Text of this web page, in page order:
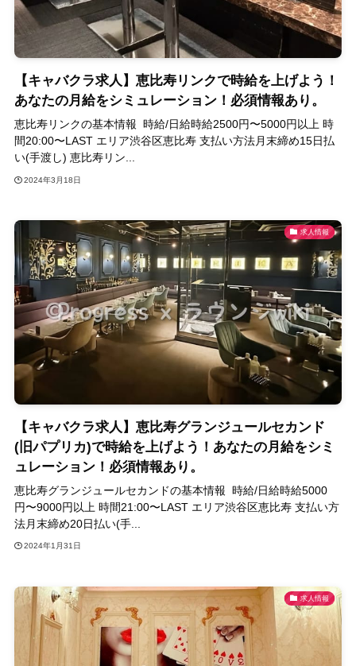
【キャバクラ求人】恵比寿リンクで時給を上げよう！
あなたの月給をシミュレーション！必須情報あり。
恵比寿リンクの基本情報 時給/日給時給2500円〜5000円以上 時
間20:00〜LAST エリア渋谷区恵比寿 支払い方法月末締め15日払
い(手渡し) 恵比寿リン...
2024年3月18日
求人情報
【キャバクラ求人】恵比寿グランジュールセカンド
(旧パプリカ)で時給を上げよう！あなたの月給をシミ
ュレーション！必須情報あり。
恵比寿グランジュールセカンドの基本情報 時給/日給時給5000
円〜9000円以上 時間21:00〜LAST エリア渋谷区恵比寿 支払い方
法月末締め20日払い(手...
2024年1月31日
求人情報